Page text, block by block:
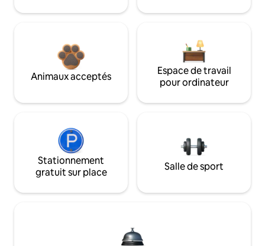
Animaux acceptés
Espace de travail
pour ordinateur
Stationnement
gratuit sur place
Salle de sport